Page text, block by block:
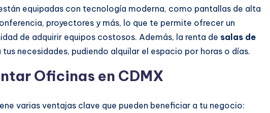
equipadas con tecnología moderna, como pantallas de alta
proyectores y más, lo que te permite ofrecer un
de adquirir equipos costosos. Además, la renta de salas de
necesidades, pudiendo alquilar el espacio por horas o días.
Oficinas en CDMX
varias ventajas clave que pueden beneficiar a tu negocio: